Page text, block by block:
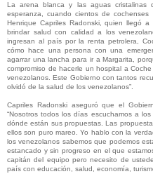
La arena blanca y las aguas
esperanza, cuando cientos de
Henrique Capriles Radonski, quien llegó
brindar salud con calidad a los
ingresan al país por la renta petrolera,
cómo hace una persona con una
agarrar una lancha para ir a Margarita,
compromiso de hacerle un hospital a
venezolanos. Este Gobierno con tantos
olvidó de la salud de los venezolanos”.
Capriles Radonski aseguró que el
“Nosotros todos los días escuchamos a
dónde están sus propuestas. Las
ellos son puro mareo. Yo hablo con la
los venezolanos sabemos que podemos
estancado y sin progreso en el que
capitán del equipo pero necesito de
país con educación, salud, economía,